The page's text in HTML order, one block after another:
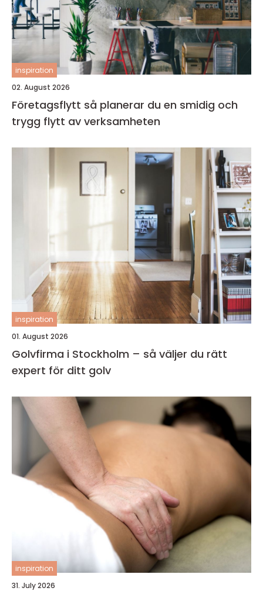
inspiration
02. August 2026
Företagsflytt så planerar du en smidig och
trygg flytt av verksamheten
inspiration
01. August 2026
Golvfirma i Stockholm – så väljer du rätt
expert för ditt golv
inspiration
31. July 2026